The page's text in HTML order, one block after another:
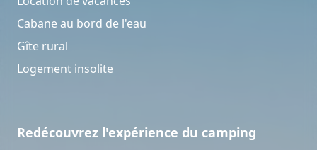
Cabane au bord de l'eau
Gîte rural
Logement insolite
Redécouvrez l'expérience du camping